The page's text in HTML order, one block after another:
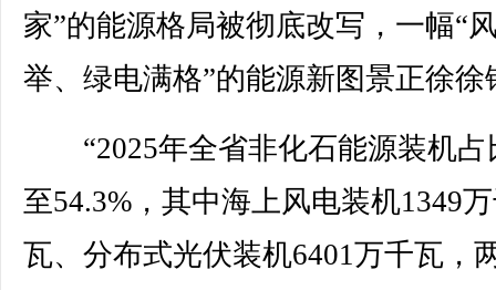
家”的能源格局被彻底改写，一幅“
举、绿电满格”的能源新图景正徐徐
“2025年全省非化石能源装机占
至54.3%，其中海上风电装机1349
瓦、分布式光伏装机6401万千瓦，